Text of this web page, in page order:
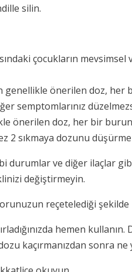
silin.
çocukların
önerilen doz,
semptomlarınız
doz, her bir
2 sıkmaya dozunu
durumlar ve diğer
değiştirmeyin.
reçetelediği şekilde
hemen
kaçırmanızdan sonra ne